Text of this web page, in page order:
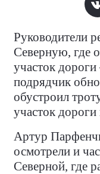
Руководители
Северную, где
участок
подрядчик
обустроил
участок
Артур
осмотрели и
Северной, где